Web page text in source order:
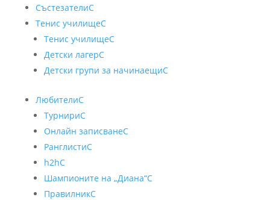
СъстезателиC
Тенис училищеC
Тенис училищеC
Детски лагерC
Детски групи за начинаещиC
ЛюбителиC
ТурнириC
Онлайн записванеC
РанглистиC
h2hC
Шампионите на „Диана“C
ПравилникC